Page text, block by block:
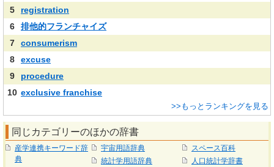
5
registration
6
排他的フランチャイズ
7
consumerism
8
excuse
9
procedure
10 exclusive franchise
>>もっとランキングを見る
同じカテゴリーのほかの辞書
産学連携キーワード辞
典
宇宙用語辞典
統計学用語辞典
スペース百科
人口統計学辞書